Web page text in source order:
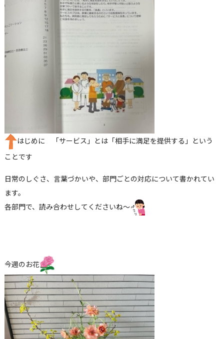
はじめに 「サービス」とは「相手に満足を提供する」という
ことです
日常のしぐさ、言葉づかいや、部門ごとの対応について書かれてい
ます。
各部門で、読み合わせしてくださいね～
今週のお花